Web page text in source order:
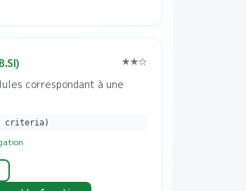
) ★★☆
correspondant à une
criteria)